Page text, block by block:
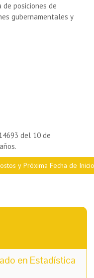
posiciones de
gubernamentales y
del 10 de
y Próxima Fecha de Inicio
en Estadística